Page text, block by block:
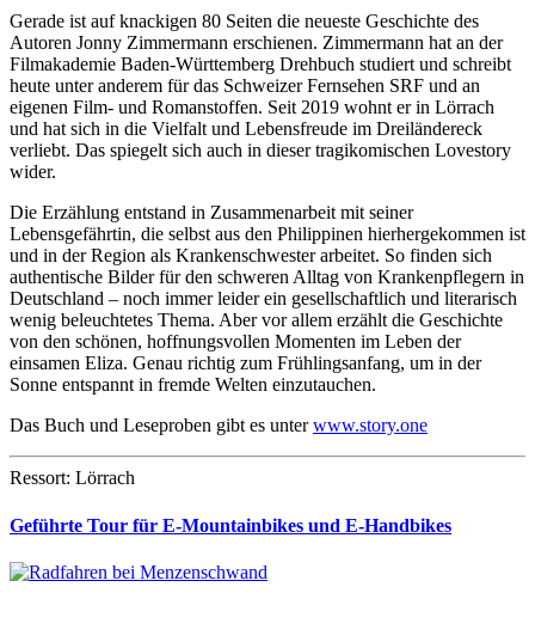
Gerade ist auf knackigen 80 Seiten die neueste Geschichte des
Autoren Jonny Zimmermann erschienen. Zimmermann hat an der
Filmakademie Baden-Württemberg Drehbuch studiert und schreibt
heute unter anderem für das Schweizer Fernsehen SRF und an
eigenen Film- und Romanstoffen. Seit 2019 wohnt er in Lörrach
und hat sich in die Vielfalt und Lebensfreude im Dreiländereck
verliebt. Das spiegelt sich auch in dieser tragikomischen Lovestory
wider.
Die Erzählung entstand in Zusammenarbeit mit seiner
Lebensgefährtin, die selbst aus den Philippinen hierhergekommen ist
und in der Region als Krankenschwester arbeitet. So finden sich
authentische Bilder für den schweren Alltag von Krankenpflegern in
Deutschland – noch immer leider ein gesellschaftlich und literarisch
wenig beleuchtetes Thema. Aber vor allem erzählt die Geschichte
von den schönen, hoffnungsvollen Momenten im Leben der
einsamen Eliza. Genau richtig zum Frühlingsanfang, um in der
Sonne entspannt in fremde Welten einzutauchen.
Das Buch und Leseproben gibt es unterwww.story.one
Ressort: Lörrach
Geführte Tour für E-Mountainbikes und E-Handbikes